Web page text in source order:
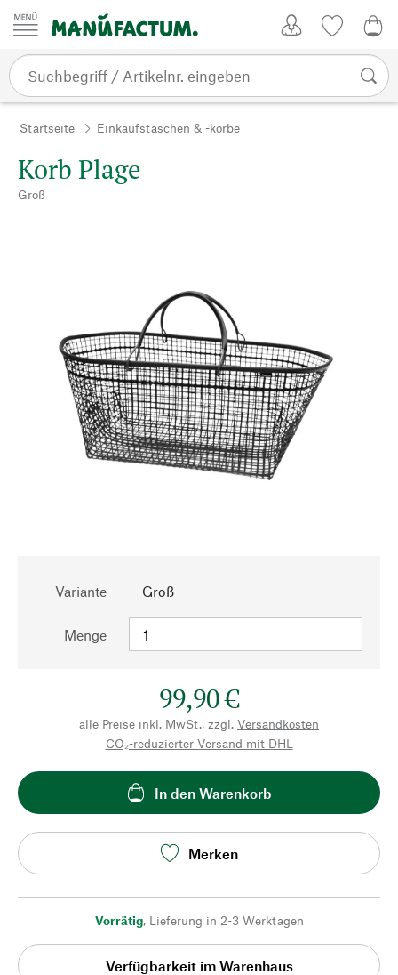
Zum Inhalt springen
Startseite Einkaufstaschen & -körbe
Korb Plage
Groß
Variante Groß
Menge
99,90 €
alle Preise inkl. MwSt., zzgl. Versandkosten
CO₂-reduzierter Versand mit DHL
In den Warenkorb
Merken
Vorrätig, Lieferung in 2-3 Werktagen
Verfügbarkeit im Warenhaus